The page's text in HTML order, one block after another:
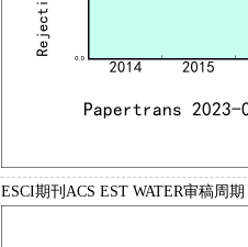
ESCI期刊ACS EST WATER审稿周期